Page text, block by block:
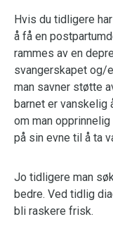
Hvis du tidligere
å få en
rammes av en
svangerskapet og/
man savner støtte
barnet er vanskelig
om man
på sin evne til å ta
Jo tidligere man
bedre. Ved tidlig
bli raskere frisk.